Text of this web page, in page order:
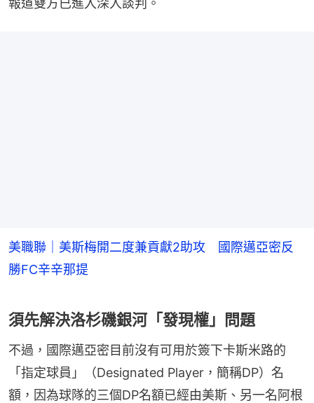
報道雙方已進入深入談判。
美職聯｜美斯梅開二度兼貢獻2助攻 國際邁亞密反
勝FC辛辛那提
須先解決洛杉磯銀河「發現權」問題
不過，國際邁亞密目前沒有可用於簽下卡斯米路的
「指定球員」（Designated Player，簡稱DP）名
額，因為球隊的三個DP名額已經由美斯、另一名阿根